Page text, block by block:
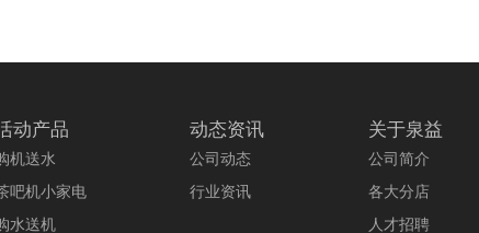
动产品
机送水
吧机小家电
水送机
动态资讯
公司动态
行业资讯
关于泉益
公司简介
各大分店
人才招聘